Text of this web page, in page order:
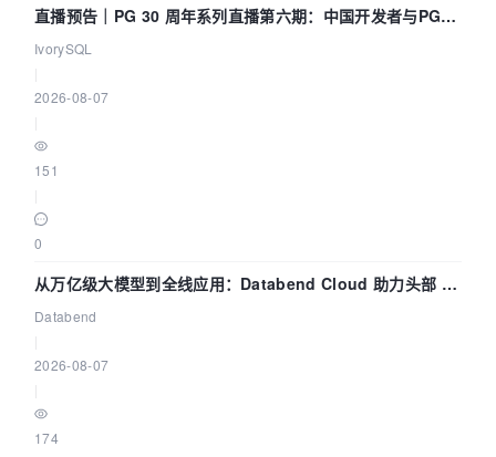
直播预告｜PG 30 周年系列直播第六期：中国开发者与PG内
核——我们改得动吗？我们贡献了什么？
IvorySQL
2026-08-07
151
0
从万亿级大模型到全线应用：Databend Cloud 助力头部 AI
企业构建全链路 Trace 数据管道
Databend
2026-08-07
174